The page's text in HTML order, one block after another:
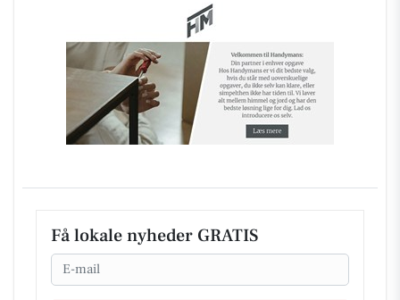
Få lokale nyheder GRATIS
Email